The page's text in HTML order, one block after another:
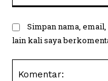
Simpan nama,
lain kali saya